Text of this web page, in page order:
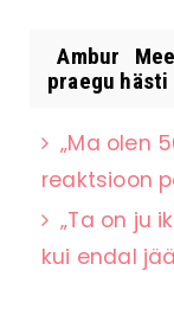
Ambur
praegu
„Ma olen
reaktsioon
„Ta on ju
kui endal